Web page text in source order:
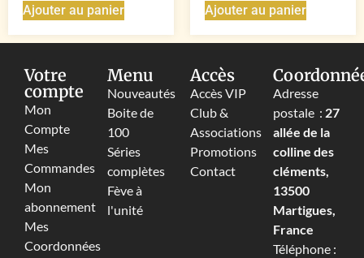
Ajouter au panier Ajouter au panier
Votre
compte
Mon
Compte
Mes
Commandes
Mon
abonnement
Mes
Coordonnées
Menu
Nouveautés
Boite de
100
Séries
complètes
Fève à
l'unité
Accès
Accès VIP
Club &
Associations
Promotions
Contact
Adresse
postale : 27
allée de la
colline des
cléments,
13500
Martigues,
France
Téléphone :